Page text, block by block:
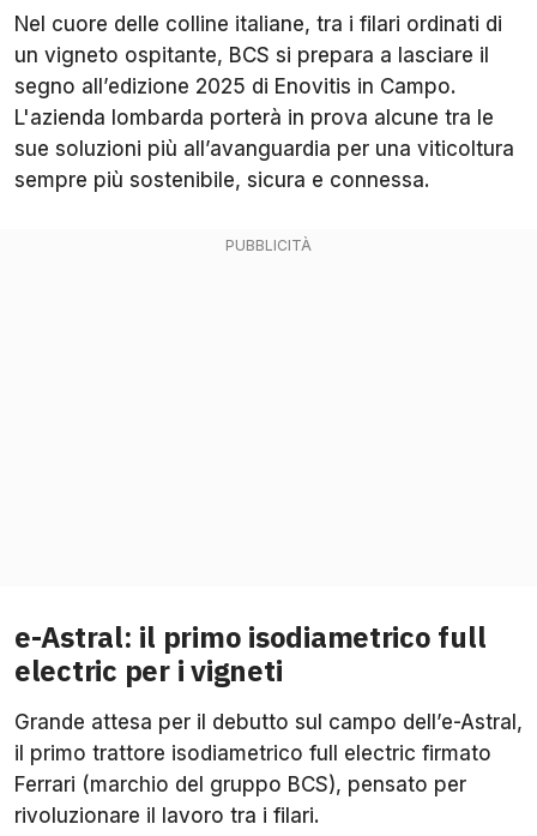
Nel cuore delle colline italiane, tra i filari ordinati di
un vigneto ospitante, BCS si prepara a lasciare il
segno all’edizione 2025 di Enovitis in Campo.
L'azienda lombarda porterà in prova alcune tra le
sue soluzioni più all’avanguardia per una viticoltura
sempre più sostenibile, sicura e connessa.
e-Astral: il primo isodiametrico full
electric per i vigneti
Grande attesa per il debutto sul campo dell’e-Astral,
il primo trattore isodiametrico full electric firmato
Ferrari (marchio del gruppo BCS), pensato per
rivoluzionare il lavoro tra i filari.